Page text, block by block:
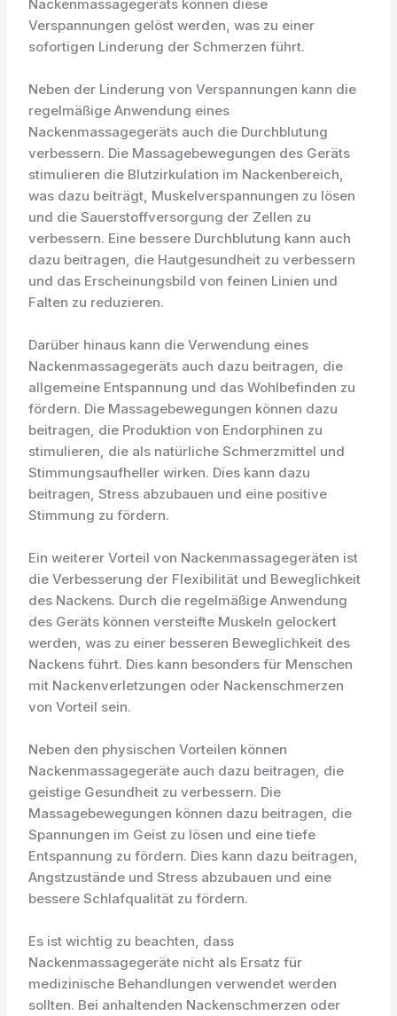
Nackenmassagegeräts können diese
Verspannungen gelöst werden, was zu einer
sofortigen Linderung der Schmerzen führt.
Neben der Linderung von Verspannungen kann die
regelmäßige Anwendung eines
Nackenmassagegeräts auch die Durchblutung
verbessern. Die Massagebewegungen des Geräts
stimulieren die Blutzirkulation im Nackenbereich,
was dazu beiträgt, Muskelverspannungen zu lösen
und die Sauerstoffversorgung der Zellen zu
verbessern. Eine bessere Durchblutung kann auch
dazu beitragen, die Hautgesundheit zu verbessern
und das Erscheinungsbild von feinen Linien und
Falten zu reduzieren.
Darüber hinaus kann die Verwendung eines
Nackenmassagegeräts auch dazu beitragen, die
allgemeine Entspannung und das Wohlbefinden zu
fördern. Die Massagebewegungen können dazu
beitragen, die Produktion von Endorphinen zu
stimulieren, die als natürliche Schmerzmittel und
Stimmungsaufheller wirken. Dies kann dazu
beitragen, Stress abzubauen und eine positive
Stimmung zu fördern.
Ein weiterer Vorteil von Nackenmassagegeräten ist
die Verbesserung der Flexibilität und Beweglichkeit
des Nackens. Durch die regelmäßige Anwendung
des Geräts können versteifte Muskeln gelockert
werden, was zu einer besseren Beweglichkeit des
Nackens führt. Dies kann besonders für Menschen
mit Nackenverletzungen oder Nackenschmerzen
von Vorteil sein.
Neben den physischen Vorteilen können
Nackenmassagegeräte auch dazu beitragen, die
geistige Gesundheit zu verbessern. Die
Massagebewegungen können dazu beitragen, die
Spannungen im Geist zu lösen und eine tiefe
Entspannung zu fördern. Dies kann dazu beitragen,
Angstzustände und Stress abzubauen und eine
bessere Schlafqualität zu fördern.
Es ist wichtig zu beachten, dass
Nackenmassagegeräte nicht als Ersatz für
medizinische Behandlungen verwendet werden
sollten. Bei anhaltenden Nackenschmerzen oder